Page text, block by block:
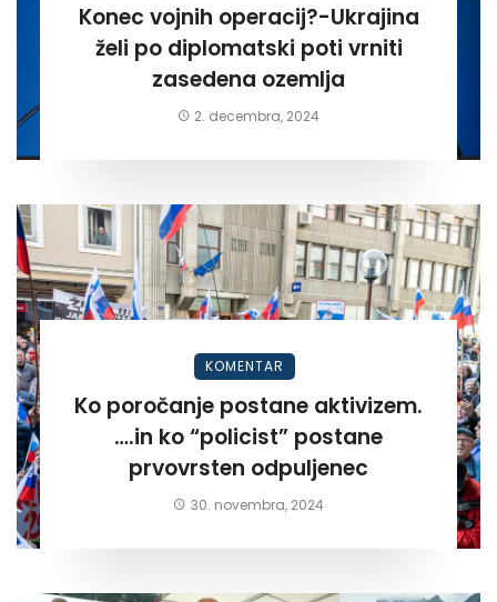
Konec vojnih operacij?-Ukrajina
želi po diplomatski poti vrniti
zasedena ozemlja
2. decembra, 2024
KOMENTAR
Ko poročanje postane aktivizem.
….in ko “policist” postane
prvovrsten odpuljenec
30. novembra, 2024